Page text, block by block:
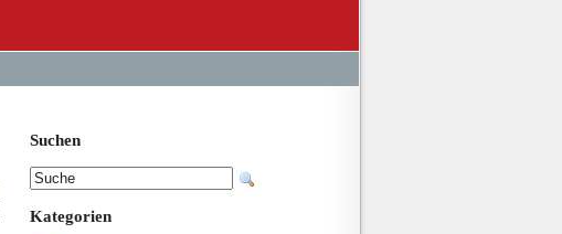
Suchen
Kategorien